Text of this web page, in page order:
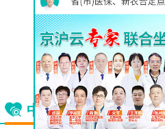
显微分离术
详情
查看更多
中西医结合看脑病